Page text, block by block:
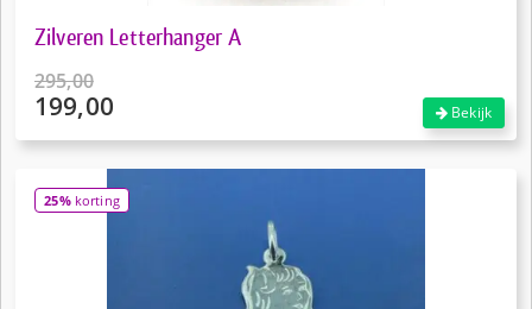
Zilveren Letterhanger A
295,00
Oorspronkelijke
199,00
is:
€199,00.
Bekijk
25%korting